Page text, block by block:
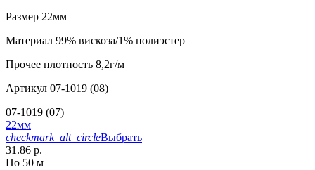
Размер 22мм
Материал 99% вискоза/1% полиэстер
Прочее плотность 8,2г/м
Артикул 07-1019 (08)
07-1019 (07)
22мм
checkmark_alt_circleВыбрать
31.86 р.
По 50 м